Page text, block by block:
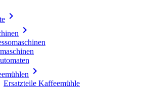



Ersatzteile Kaffeemühle